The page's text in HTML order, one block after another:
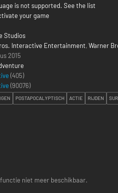
is not supported. See the list
your game
Studios
Interactive Entertainment, Warner
2015
(405)
(90076)
POSTAPOCALYPTISCH ACTIE RIJDEN
niet meer beschikbaar.